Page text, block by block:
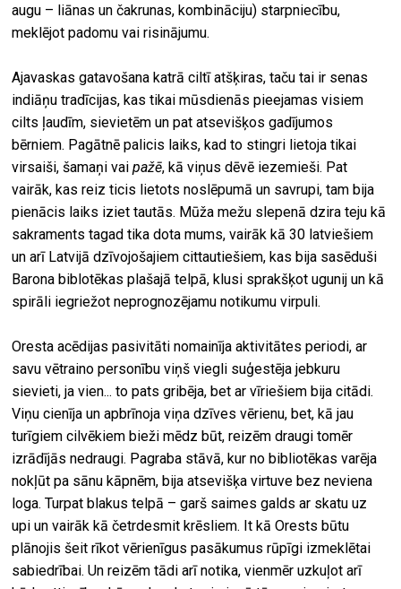
augu – liānas un čakrunas, kombināciju) starpniecību,
meklējot padomu vai risinājumu.
Ajavaskas gatavošana katrā ciltī atšķiras, taču tai ir senas
indiāņu tradīcijas, kas tikai mūsdienās pieejamas visiem
cilts ļaudīm, sievietēm un pat atsevišķos gadījumos
bērniem. Pagātnē palicis laiks, kad to stingri lietoja tikai
virsaiši, šamaņi vaipažē, kā viņus dēvē iezemieši. Pat
vairāk, kas reiz ticis lietots noslēpumā un savrupi, tam bija
pienācis laiks iziet tautās. Mūža mežu slepenā dzira teju kā
sakraments tagad tika dota mums, vairāk kā 30 latviešiem
un arī Latvijā dzīvojošajiem cittautiešiem, kas bija sasēduši
Barona biblotēkas plašajā telpā, klusi sprakšķot ugunij un kā
spirāli iegriežot neprognozējamu notikumu virpuli.
Oresta acēdijas pasivitāti nomainīja aktivitātes periodi, ar
savu vētraino personību viņš viegli suģestēja jebkuru
sievieti, ja vien... to pats gribēja, bet ar vīriešiem bija citādi.
Viņu cienīja un apbrīnoja viņa dzīves vērienu, bet, kā jau
turīgiem cilvēkiem bieži mēdz būt, reizēm draugi tomēr
izrādījās nedraugi. Pagraba stāvā, kur no bibliotēkas varēja
nokļūt pa sānu kāpnēm, bija atsevišķa virtuve bez neviena
loga. Turpat blakus telpā – garš saimes galds ar skatu uz
upi un vairāk kā četrdesmit krēsliem. It kā Orests būtu
plānojis šeit rīkot vērienīgus pasākumus rūpīgi izmeklētai
sabiedrībai. Un reizēm tādi arī notika, vienmēr uzkuļot arī